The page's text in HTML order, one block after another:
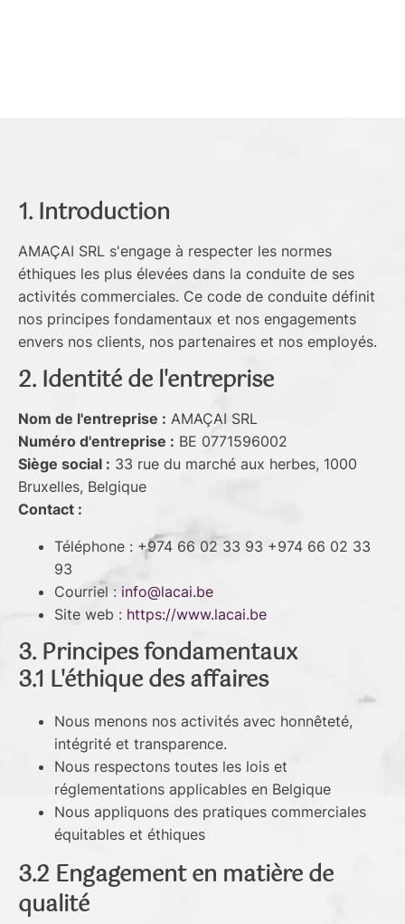
1. Introduction
AMAÇAI SRL s'engage à respecter les normes
éthiques les plus élevées dans la conduite de ses
activités commerciales. Ce code de conduite définit
nos principes fondamentaux et nos engagements
envers nos clients, nos partenaires et nos employés.
2. Identité de l'entreprise
Nom de l'entreprise : AMAÇAI SRL
Numéro d'entreprise : BE 0771596002
Siège social : 33 rue du marché aux herbes, 1000
Bruxelles, Belgique
Contact :
Téléphone : +974 66 02 33 93 +974 66 02 33
93
Courriel : info@lacai.be
Site web : https://www.lacai.be
3. Principes fondamentaux
3.1 L'éthique des affaires
Nous menons nos activités avec honnêteté,
intégrité et transparence.
Nous respectons toutes les lois et
réglementations applicables en Belgique
Nous appliquons des pratiques commerciales
équitables et éthiques
3.2 Engagement en matière de
qualité